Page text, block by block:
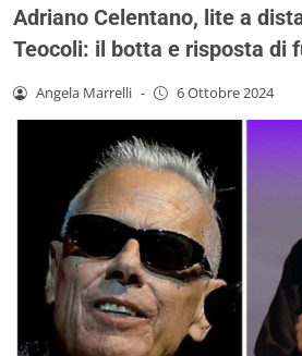
Adriano Celentano, lite a
Teocoli: il botta e risposta di
Angela Marrelli - 6 Ottobre 2024